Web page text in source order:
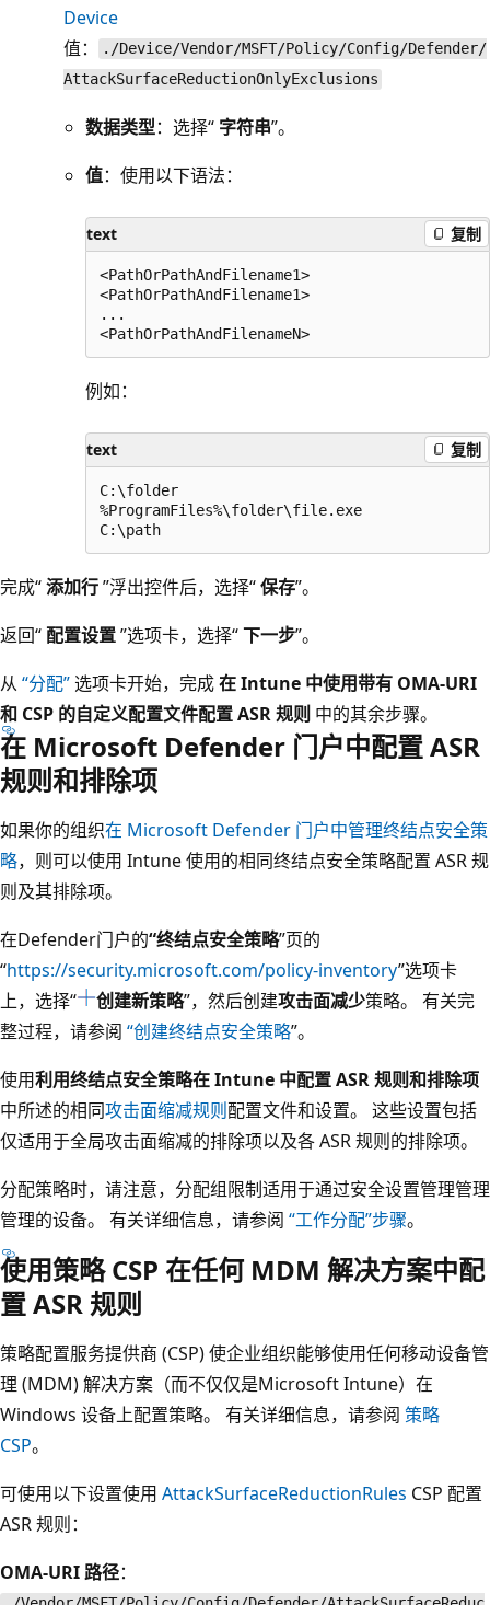
Device
值：
./Device/Vendor/MSFT/Policy/Config/Defender/
AttackSurfaceReductionOnlyExclusions
数据类型：选择“ 字符串”。
值：使用以下语法：
text 复制
<PathOrPathAndFilename1>
<PathOrPathAndFilename1>
...
例如：
text 复制
C:\folder
%ProgramFiles%\folder\file.exe
完成“添加行”浮出控件后，选择“保存”。
返回“ 配置设置”选项卡，选择“下一步”。
从 “分配”选项卡开始，完成在 Intune 中使用带有 OMA-URI
和 CSP 的自定义配置文件配置 ASR 规则 中的其余步骤。
在 Microsoft Defender 门户中配置 ASR
规则和排除项
如果你的组织在 Microsoft Defender 门户中管理终结点安全策
略，则可以使用 Intune 使用的相同终结点安全策略配置 ASR 规
则及其排除项。
在Defender门户的“终结点安全策略”页的
“https://security.microsoft.com/policy-inventory”选项卡
上，选择“
创建新策略”，然后创建攻击面减少策略。 有关完
整过程，请参阅 “创建终结点安全策略”。
使用利用终结点安全策略在 Intune 中配置 ASR 规则和排除项
中所述的相同攻击面缩减规则配置文件和设置。 这些设置包括
仅适用于全局攻击面缩减的排除项以及各 ASR 规则的排除项。
分配策略时，请注意，分配组限制适用于通过安全设置管理管理
管理的设备。 有关详细信息，请参阅 “工作分配”步骤。
使用策略 CSP 在任何 MDM 解决方案中配
置 ASR 规则
策略配置服务提供商 (CSP) 使企业组织能够使用任何移动设备管
理 (MDM) 解决方案（而不仅仅是Microsoft Intune）在
Windows 设备上配置策略。 有关详细信息，请参阅 策略
CSP。
可使用以下设置使用 AttackSurfaceReductionRules CSP 配置
ASR 规则：
OMA-URI 路径：